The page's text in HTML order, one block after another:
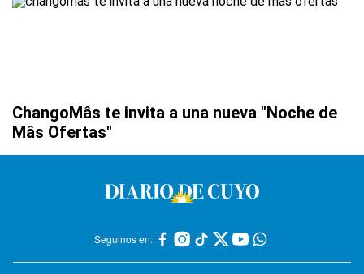
ChangoMâs te invita a una nueva "Noche de
Mâs Ofertas"
Seguinos en: